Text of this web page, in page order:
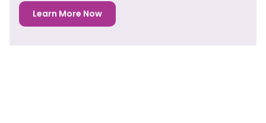
Learn More Now